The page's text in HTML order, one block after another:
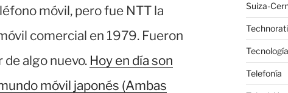
móvil, pero fue NTT la
comercial en 1979. Fueron
algo nuevo. Hoy en día son
móvil japonés (Ambas
Suiza-
Technorati
Tecnología
Telefonía